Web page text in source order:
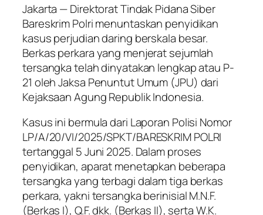
Jakarta — Direktorat Tindak Pidana Siber
Bareskrim Polri menuntaskan penyidikan
kasus perjudian daring berskala besar.
Berkas perkara yang menjerat sejumlah
tersangka telah dinyatakan lengkap atau P-
21 oleh Jaksa Penuntut Umum (JPU) dari
Kejaksaan Agung Republik Indonesia.
Kasus ini bermula dari Laporan Polisi Nomor
LP/A/20/VI/2025/SPKT/BARESKRIM POLRI
tertanggal 5 Juni 2025. Dalam proses
penyidikan, aparat menetapkan beberapa
tersangka yang terbagi dalam tiga berkas
perkara, yakni tersangka berinisial M.N.F.
(Berkas I), Q.F. dkk. (Berkas II), serta W.K.